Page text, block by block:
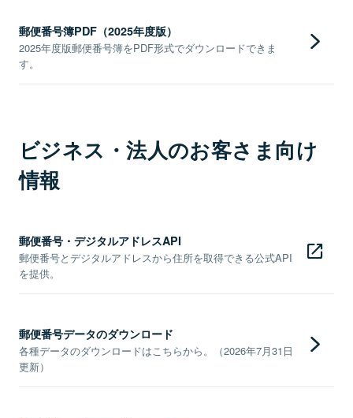
郵便番号簿PDF（2025年度版）
2025年度版郵便番号簿をPDF形式でダウンロードできま
す。
ビジネス・法人のお客さま向け
情報
郵便番号・デジタルアドレスAPI
郵便番号とデジタルアドレスから住所を取得できる公式API
を提供。
郵便番号データのダウンロード
各種データのダウンロードはこちらから。（2026年7月31日
更新）